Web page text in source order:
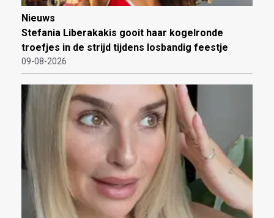
Nieuws
Stefania Liberakakis gooit haar kogelronde
troefjes in de strijd tijdens losbandig feestje
09-08-2026